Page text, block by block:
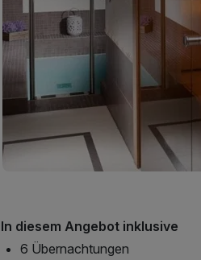
In diesem Angebot inklusive
6 Übernachtungen